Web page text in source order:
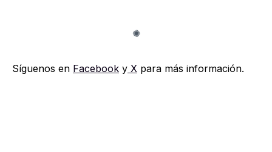
Síguenos en Facebook y X para más información.